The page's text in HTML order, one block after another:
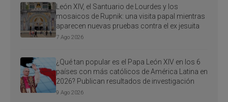
León XIV, el Santuario de Lourdes y los
mosaicos de Rupnik: una visita papal mientras
aparecen nuevas pruebas contra el ex jesuita
7 Ago 2026
¿Qué tan popular es el Papa León XIV en los 6
países con más católicos de América Latina en
2026? Publican resultados de investigación
9 Ago 2026